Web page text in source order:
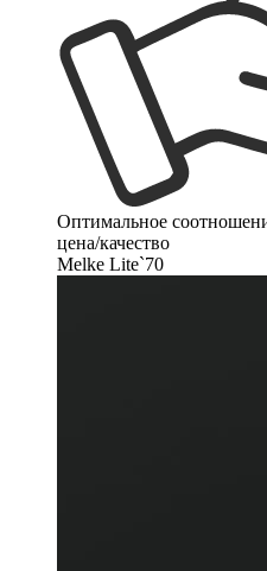
Оптимальное
цена/качество
Melke Lite`70